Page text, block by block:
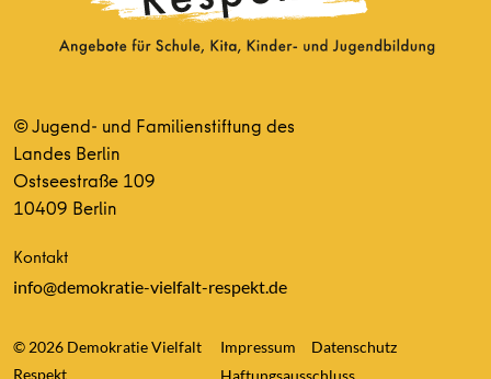
© Jugend- und Familienstiftung des
Landes Berlin
Ostseestraße 109
10409 Berlin
Kontakt
info@demokratie-vielfalt-respekt.de
© 2026 Demokratie Vielfalt
Respekt
Impressum
Datenschutz
Haftungsausschluss